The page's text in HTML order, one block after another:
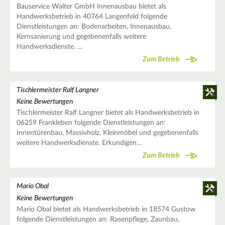
Bauservice Walter GmbH Innenausbau bietet als
Handwerksbetrieb in 40764 Langenfeld folgende
Dienstleistungen an: Bodenarbeiten, Innenausbau,
Kernsanierung und gegebenenfalls weitere
Handwerksdienste. …
Zum Betrieb
Tischlermeister Ralf Langner
Keine Bewertungen
Tischlermeister Ralf Langner bietet als Handwerksbetrieb in
06259 Frankleben folgende Dienstleistungen an:
Innentürenbau, Massivholz, Kleinmöbel und gegebenenfalls
weitere Handwerksdienste. Erkundigen…
Zum Betrieb
Mario Obal
Keine Bewertungen
Mario Obal bietet als Handwerksbetrieb in 18574 Gustow
folgende Dienstleistungen an: Rasenpflege, Zaunbau,